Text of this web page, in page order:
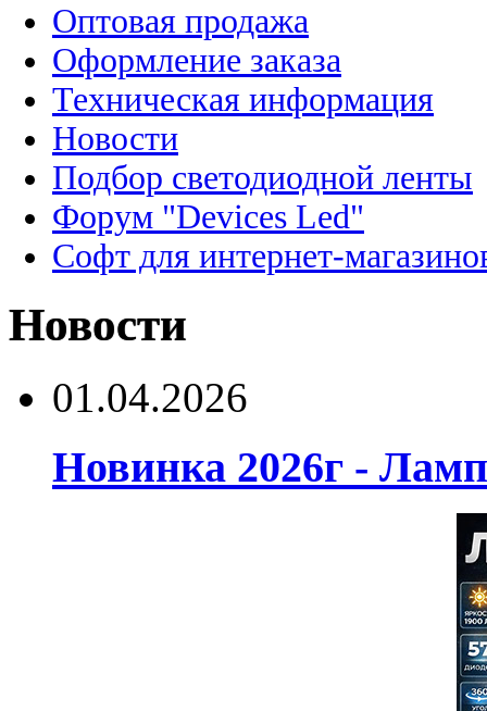
Оптовая продажа
Оформление заказа
Техническая информация
Новости
Подбор светодиодной ленты
Форум "Devices Led"
Софт для интернет-
Новости
01.04.2026
Новинка 2026г -